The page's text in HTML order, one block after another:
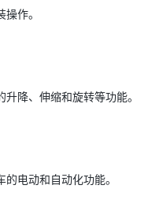
作。
降、伸缩和旋转等功能。
电动和自动化功能。